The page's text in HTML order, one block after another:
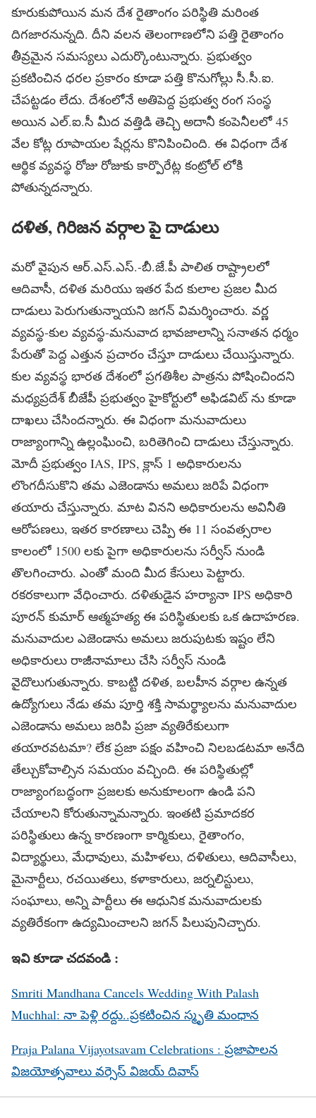
కూరుకుపోయిన మన దేశ రైతాంగం పరిస్థితి మరింత
దిగజారనున్నది. దీని వలన తెలంగాణలోని పత్తి రైతాంగం
తీవ్రమైన సమస్యలు ఎదుర్కొంటున్నారు. ప్రభుత్వం
ప్రకటించిన ధరల ప్రకారం కూడా పత్తి కొనుగోల్లు సీ.సీ.ఐ.
చేపట్టడం లేదు. దేశంలోనే అతిపెద్ద ప్రభుత్వ రంగ సంస్థ
అయిన ఎల్.ఐ.సీ మీద వత్తిడి తెచ్చి అదానీ కంపెనీలలో 45
వేల కోట్ల రూపాయల షేర్లను కొనిపించింది. ఈ విధంగా దేశ
ఆర్థిక వ్యవస్థ రోజు రోజుకు కార్పొరేట్ల కంట్రోల్ లోకి
పోతున్నదన్నారు.
దళిత, గిరిజన వర్గాల పై దాడులు
మరో వైపున ఆర్.ఎస్.ఎస్.-బీ.జే.పీ పాలిత రాష్ట్రాలలో
ఆదివాసీ, దళిత మరియు ఇతర పేద కులాల ప్రజల మీద
దాడులు పెరుగుతున్నాయని జగన్ విమర్శించారు. వర్ణ
వ్యవస్థ-కుల వ్యవస్థ-మనువాద భావజాలాన్ని సనాతన ధర్మం
పేరుతో పెద్ద ఎత్తున ప్రచారం చేస్తూ దాడులు చేయిస్తున్నారు.
కుల వ్యవస్థ భారత దేశంలో ప్రగతిశీల పాత్రను పోషించిందని
మధ్యప్రదేశ్ బీజేపీ ప్రభుత్వం హైకోర్టులో అఫిడవిట్ ను కూడా
దాఖలు చేసిందన్నారు. ఈ విధంగా మనువాదులు
రాజ్యాంగాన్ని ఉల్లంఘించి, బరితెగించి దాడులు చేస్తున్నారు.
మోదీ ప్రభుత్వం IAS, IPS, క్లాస్ 1 అధికారులను
లొంగదీసుకొని తమ ఎజెండాను అమలు జరిపే విధంగా
తయారు చేస్తున్నారు. మాట వినని అధికారులను అవినీతి
ఆరోపణలు, ఇతర కారణాలు చెప్పి ఈ 11 సంవత్సరాల
కాలంలో 1500 లకు పైగా అధికారులను సర్వీస్ నుండి
తొలగించారు. ఎంతో మంది మీద కేసులు పెట్టారు.
రకరకాలుగా వేధించారు. దళితుడైన హర్యానా IPS అధికారి
పూరన్ కుమార్ ఆత్మహత్య ఈ పరిస్థితులకు ఒక ఉదాహరణ.
మనువాదుల ఎజెండాను అమలు జరుపుటకు ఇష్టం లేని
అధికారులు రాజీనామాలు చేసి సర్వీస్ నుండి
వైదొలుగుతున్నారు. కాబట్టి దళిత, బలహీన వర్గాల ఉన్నత
ఉద్యోగులు నేడు తమ పూర్తి శక్తి సామర్థ్యాలను మనువాదుల
ఎజెండాను అమలు జరిపి ప్రజా వ్యతిరేకులుగా
తయారవటమా? లేక ప్రజా పక్షం వహించి నిలబడటమా అనేది
తేల్చుకోవాల్సిన సమయం వచ్చింది. ఈ పరిస్థితుల్లో
రాజ్యాంగబద్ధంగా ప్రజలకు అనుకూలంగా ఉండి పని
చేయాలని కోరుతున్నామన్నారు. ఇంతటి ప్రమాదకర
పరిస్థితులు ఉన్న కారణంగా కార్మికులు, రైతాంగం,
విద్యార్థులు, మేధావులు, మహిళలు, దళితులు, ఆదివాసీలు,
మైనార్టీలు, రచయితలు, కళాకారులు, జర్నలిస్టులు,
సంఘాలు, అన్ని పార్టీలు ఈ ఆధునిక మనువాదులకు
వ్యతిరేకంగా ఉద్యమించాలని జగన్ పిలుపునిచ్చారు.
ఇవి కూడా చదవండి :
Smriti Mandhana Cancels Wedding With Palash
Muchhal: నా పెళ్లి రద్దు..ప్రకటించిన స్మృతి మంధాన
Praja Palana Vijayotsavam Celebrations : ప్రజాపాలన
విజయోత్సవాలు వర్సెస్ విజయ్ దివాస్